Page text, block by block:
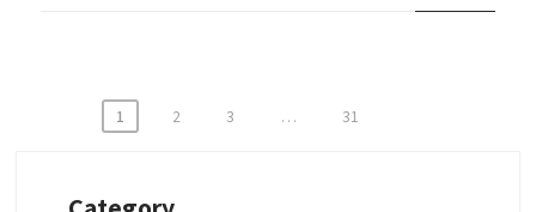
Paginasi
1 2 3 … 31